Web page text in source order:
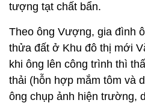
tượng tạt chất bẩn.
Theo ông Vượng, gia đình
thửa đất ở Khu đô thị mới
khi ông lên công trình thì
thải (hỗn hợp mắm tôm và
ông chụp ảnh hiện trường,